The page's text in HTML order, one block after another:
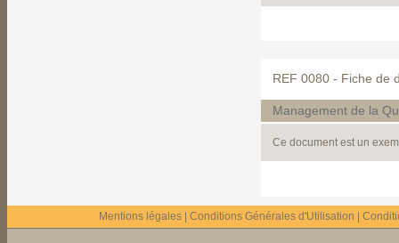
REF 0080 - Fiche de
Management de la
Ce document est un
Mentions légales | Conditions Générales d'Utilisation |